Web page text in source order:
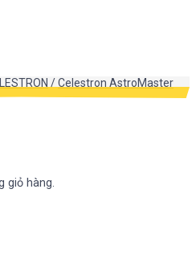
giỏ hàng.
/Celestron AstroMaster